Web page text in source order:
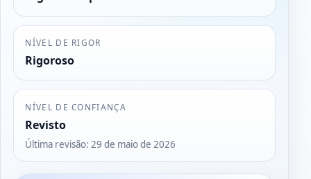
NÍVEL DE RIGOR
Rigoroso
NÍVEL DE CONFIANÇA
Revisto
Última revisão:29 de maio de 2026